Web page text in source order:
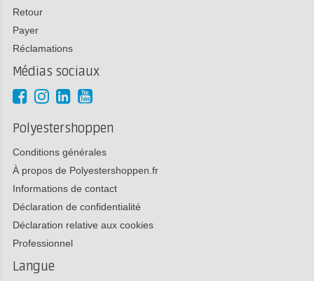
Retour
Payer
Réclamations
Médias sociaux
Polyestershoppen
Conditions générales
À propos de Polyestershoppen.fr
Informations de contact
Déclaration de confidentialité
Déclaration relative aux cookies
Professionnel
Langue